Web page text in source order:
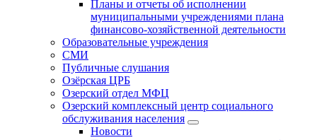
Планы и отчеты об исполнении
муниципальными учреждениями плана
финансово-хозяйственной деятельности
Образовательные учреждения
СМИ
Публичные слушания
Озёрская ЦРБ
Озерский отдел МФЦ
Озерский комплексный центр социального
обслуживания населения
Новости